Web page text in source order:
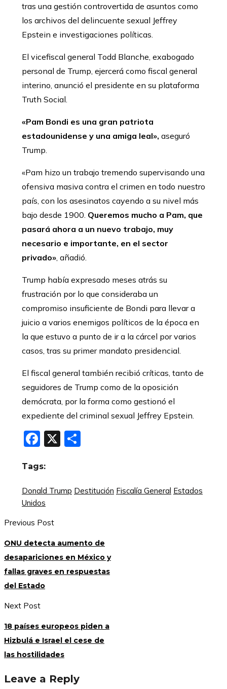
tras una gestión controvertida de asuntos como
los archivos del delincuente sexual Jeffrey
Epstein e investigaciones políticas.
El vicefiscal general Todd Blanche, exabogado
personal de Trump, ejercerá como fiscal general
interino, anunció el presidente en su plataforma
Truth Social.
«Pam Bondi es una gran patriota
estadounidense y una amiga leal», aseguró
Trump.
«Pam hizo un trabajo tremendo supervisando una
ofensiva masiva contra el crimen en todo nuestro
país, con los asesinatos cayendo a su nivel más
bajo desde 1900. Queremos mucho a Pam, que
pasará ahora a un nuevo trabajo, muy
necesario e importante, en el sector
privado», añadió.
Trump había expresado meses atrás su
frustración por lo que consideraba un
compromiso insuficiente de Bondi para llevar a
juicio a varios enemigos políticos de la época en
la que estuvo a punto de ir a la cárcel por varios
casos, tras su primer mandato presidencial.
El fiscal general también recibió críticas, tanto de
seguidores de Trump como de la oposición
demócrata, por la forma como gestionó el
expediente del criminal sexual Jeffrey Epstein.
Facebook
X
Tags:
Donald Trump Destitución Fiscalía General Estados
Unidos
Previous Post
ONU detecta aumento de
desapariciones en México y
fallas graves en respuestas
del Estado
Next Post
18 países europeos piden a
Hizbulá e Israel el cese de
las hostilidades
Leave a Reply